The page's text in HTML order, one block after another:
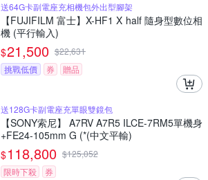
送64G卡副電座充相機包外出型腳架
【FUJIFILM 富士】X-HF1 X half 隨身型數位相
機 (平行輸入)
$21,500 $22,631
挑戰低價
券 贈品
送128G卡副電座充單眼雙鏡包
【SONY索尼】 A7RV A7R5 ILCE-7RM5單機身
+FE24-105mm G (*(中文平輸)
$118,800 $125,052
限時下殺
券